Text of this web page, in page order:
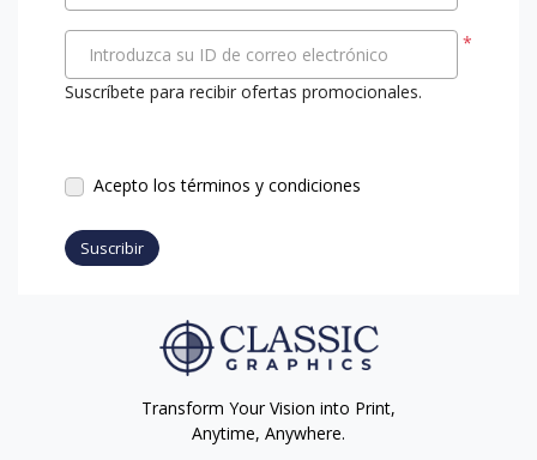
*
Introduzca su ID de correo electrónico
Suscríbete para recibir ofertas promocionales.
Acepto los términos y condiciones
Suscribir
Transform Your Vision into Print,
Anytime, Anywhere.